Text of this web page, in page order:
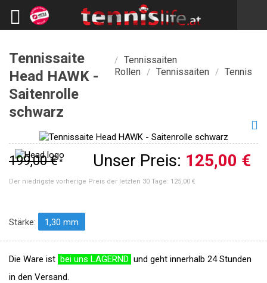
Tennissaite
Head HAWK -
Saitenrolle
schwarz
/ Tennissaiten
Rollen / Tennissaiten / Tennis
199,00 €* Unser Preis: 125,00 €
Der niedrigste vorherige Preis der letzten 30 Tage: 125,00 €
Stärke: 1,30 mm
Die Ware ist bei uns LAGERND und geht innerhalb 24 Stunden
in den Versand.